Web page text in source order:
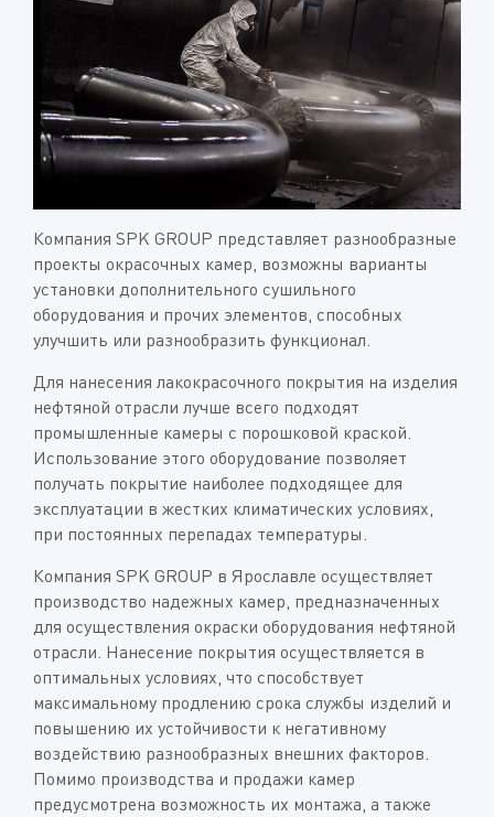
Компания SPK GROUP представляет разнообразные
проекты окрасочных камер, возможны варианты
установки дополнительного сушильного
оборудования и прочих элементов, способных
улучшить или разнообразить функционал.
Для нанесения лакокрасочного покрытия на изделия
нефтяной отрасли лучше всего подходят
промышленные камеры с порошковой краской.
Использование этого оборудование позволяет
получать покрытие наиболее подходящее для
эксплуатации в жестких климатических условиях,
при постоянных перепадах температуры.
Компания SPK GROUP в Ярославле осуществляет
производство надежных камер, предназначенных
для осуществления окраски оборудования нефтяной
отрасли. Нанесение покрытия осуществляется в
оптимальных условиях, что способствует
максимальному продлению срока службы изделий и
повышению их устойчивости к негативному
воздействию разнообразных внешних факторов.
Помимо производства и продажи камер
предусмотрена возможность их монтажа, а также